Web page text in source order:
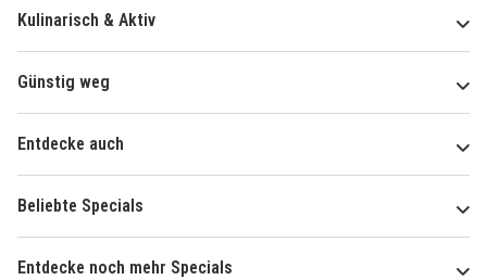
Kulinarisch & Aktiv
Günstig weg
Entdecke auch
Beliebte Specials
Entdecke noch mehr Specials